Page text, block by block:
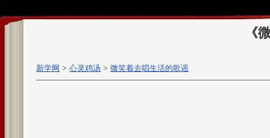
《
新学网 > 心灵鸡汤 > 微笑着去唱生活的歌谣